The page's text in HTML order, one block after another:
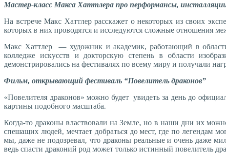
Мастер-класс Макса Хаттлера про перформансы,
На встрече Макс Хаттлер расскажет о некоторых из своих
которых в них проводятся и исследуются сложные отношения
Макс Хаттлер — художник и академик, работающий в области
колледже искусств и докторскую степень в области
демонстрировались на фестивалях по всему миру и получали
Фильм, открывающий фестиваль “Повелитель драконов”
«Повелителя драконов» можно будет увидеть за день до
картины подобного масштаба.
Когда-то драконы властвовали на Земле, но в наши дни их
спешащих людей, мечтает добраться до мест, где по легендам
мы, даже не подозревал, что драконы реальные и очень даже
ведь спасти драконий род может только истинный повелитель